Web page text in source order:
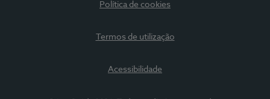
Política de cookies
Termos de utilização
Acessibilidade